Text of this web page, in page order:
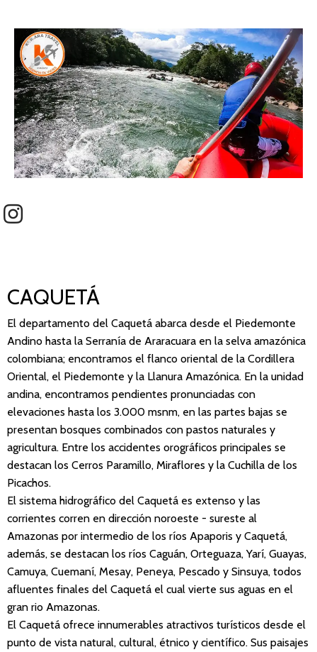
CAQUETÁ
El departamento del Caquetá abarca desde el Piedemonte
Andino hasta la Serranía de Araracuara en la selva amazónica
colombiana; encontramos el flanco oriental de la Cordillera
Oriental, el Piedemonte y la Llanura Amazónica. En la unidad
andina, encontramos pendientes pronunciadas con
elevaciones hasta los 3.000 msnm, en las partes bajas se
presentan bosques combinados con pastos naturales y
agricultura. Entre los accidentes orográficos principales se
destacan los Cerros Paramillo, Miraflores y la Cuchilla de los
Picachos.
El sistema hidrográfico del Caquetá es extenso y las
corrientes corren en dirección noroeste - sureste al
Amazonas por intermedio de los ríos Apaporis y Caquetá,
además, se destacan los ríos Caguán, Orteguaza, Yarí, Guayas,
Camuya, Cuemaní, Mesay, Peneya, Pescado y Sinsuya, todos
afluentes finales del Caquetá el cual vierte sus aguas en el
gran rio Amazonas.
El Caquetá ofrece innumerables atractivos turísticos desde el
punto de vista natural, cultural, étnico y científico. Sus paisajes